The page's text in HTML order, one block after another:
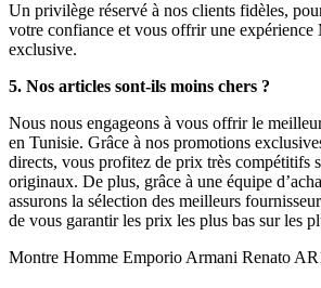
Un privilège réservé à nos clients fidèles,
votre confiance et vous offrir une
exclusive.
5. Nos articles sont-ils moins chers ?
Nous nous engageons à vous offrir le
en Tunisie. Grâce à nos promotions
directs, vous profitez de prix très compétitifs
originaux. De plus, grâce à une équipe
assurons la sélection des meilleurs
de vous garantir les prix les plus bas sur les
Montre Homme Emporio Armani Renato